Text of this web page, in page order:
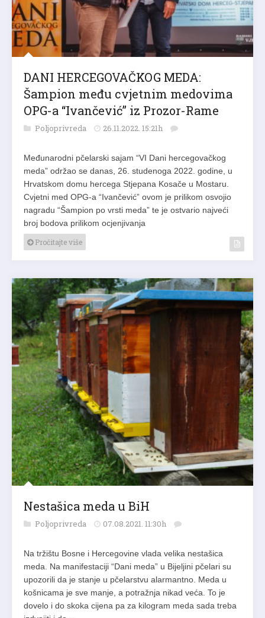
DANI HERCEGOVAČKOG MEDA:
Šampion među cvjetnim medovima
OPG-a “Ivančević” iz Prozor-Rame
Poljoprivreda 26.11.2022. 15:21h
Međunarodni pčelarski sajam “VI Dani hercegovačkog
meda” održao se danas, 26. studenoga 2022. godine, u
Hrvatskom domu hercega Stjepana Kosače u Mostaru.
Cvjetni med OPG-a “Ivančević” ovom je prilikom osvojio
nagradu “Šampion po vrsti meda” te je ostvario najveći
broj bodova prilikom ocjenjivanja
Pročitajte više
Nestašica meda u BiH
Poljoprivreda 07.08.2021. 11:30h
Na tržištu Bosne i Hercegovine vlada velika nestašica
meda. Na manifestaciji “Dani meda” u Bijeljini pčelari su
upozorili da je stanje u pčelarstvu alarmantno. Meda u
košnicama je sve manje, a potražnja nikad veća. To je
dovelo i do skoka cijena pa za kilogram meda sada treba